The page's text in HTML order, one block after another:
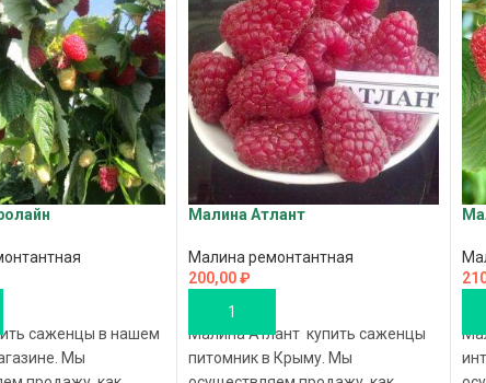
саженцы в нашем
Мы
Малина Атлант
Малина ремонтантная
200,00₽
В КОРЗИНУ
Малина Атлант купить саженцы
питомник в Крыму. Мы